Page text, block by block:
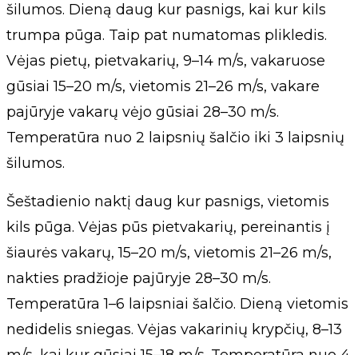
šilumos. Dieną daug kur pasnigs, kai kur kils
trumpa pūga. Taip pat numatomas plikledis.
Vėjas pietų, pietvakarių, 9–14 m/s, vakaruose
gūsiai 15–20 m/s, vietomis 21–26 m/s, vakare
pajūryje vakarų vėjo gūsiai 28–30 m/s.
Temperatūra nuo 2 laipsnių šalčio iki 3 laipsnių
šilumos.
Šeštadienio naktį daug kur pasnigs, vietomis
kils pūga. Vėjas pūs pietvakarių, pereinantis į
šiaurės vakarų, 15–20 m/s, vietomis 21–26 m/s,
nakties pradžioje pajūryje 28–30 m/s.
Temperatūra 1–6 laipsniai šalčio. Dieną vietomis
nedidelis sniegas. Vėjas vakarinių krypčių, 8–13